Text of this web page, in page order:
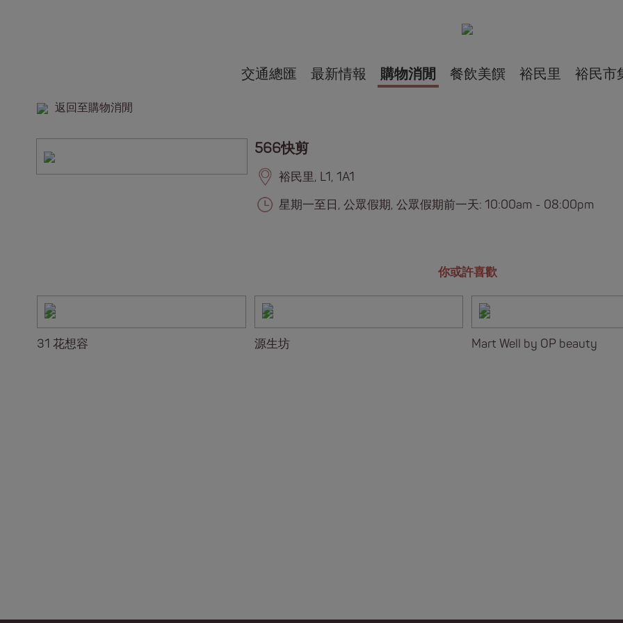
交通總匯 最新情報 購物消閒 餐飲美饌 裕民里 裕民市
返回至購物消閒
566快剪
裕民里, L1, 1A1
星期一至日, 公眾假期, 公眾假期前一天: 10:00am - 08:00pm
你或許喜歡
31 花想容 源生坊 Mart Well by OP beauty